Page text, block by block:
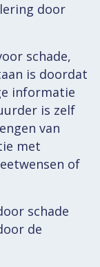
door
schade,
is doordat
informatie
is zelf
van
met
of
schade
de